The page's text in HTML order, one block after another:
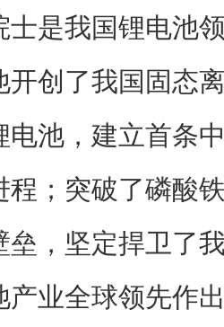
士是我国锂电池
开创了我国固态
电池，建立首条
程；突破了磷酸
垒，坚定捍卫了
产业全球领先作